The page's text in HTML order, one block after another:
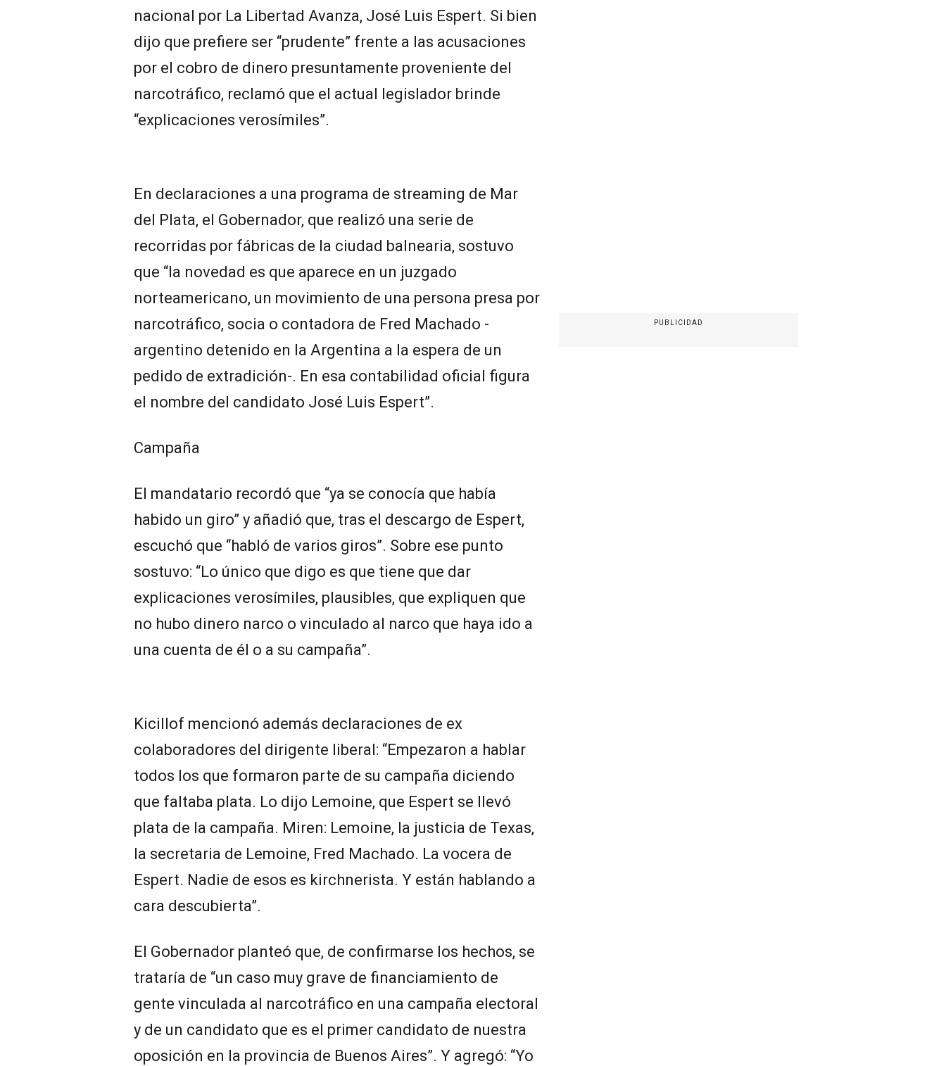
nacional por La Libertad Avanza, José Luis Espert. Si bien
dijo que prefiere ser “prudente” frente a las acusaciones
por el cobro de dinero presuntamente proveniente del
narcotráfico, reclamó que el actual legislador brinde
“explicaciones verosímiles”.
En declaraciones a una programa de streaming de Mar
del Plata, el Gobernador, que realizó una serie de
recorridas por fábricas de la ciudad balnearia, sostuvo
que “la novedad es que aparece en un juzgado
norteamericano, un movimiento de una persona presa por
narcotráfico, socia o contadora de Fred Machado -
argentino detenido en la Argentina a la espera de un
pedido de extradición-. En esa contabilidad oficial figura
el nombre del candidato José Luis Espert”.
Campaña
El mandatario recordó que “ya se conocía que había
habido un giro” y añadió que, tras el descargo de Espert,
escuchó que “habló de varios giros”. Sobre ese punto
sostuvo: “Lo único que digo es que tiene que dar
explicaciones verosímiles, plausibles, que expliquen que
no hubo dinero narco o vinculado al narco que haya ido a
una cuenta de él o a su campaña”.
Kicillof mencionó además declaraciones de ex
colaboradores del dirigente liberal: “Empezaron a hablar
todos los que formaron parte de su campaña diciendo
que faltaba plata. Lo dijo Lemoine, que Espert se llevó
plata de la campaña. Miren: Lemoine, la justicia de Texas,
la secretaria de Lemoine, Fred Machado. La vocera de
Espert. Nadie de esos es kirchnerista. Y están hablando a
cara descubierta”.
El Gobernador planteó que, de confirmarse los hechos, se
trataría de “un caso muy grave de financiamiento de
gente vinculada al narcotráfico en una campaña electoral
y de un candidato que es el primer candidato de nuestra
oposición en la provincia de Buenos Aires”. Y agregó: “Yo
PUBLICIDAD